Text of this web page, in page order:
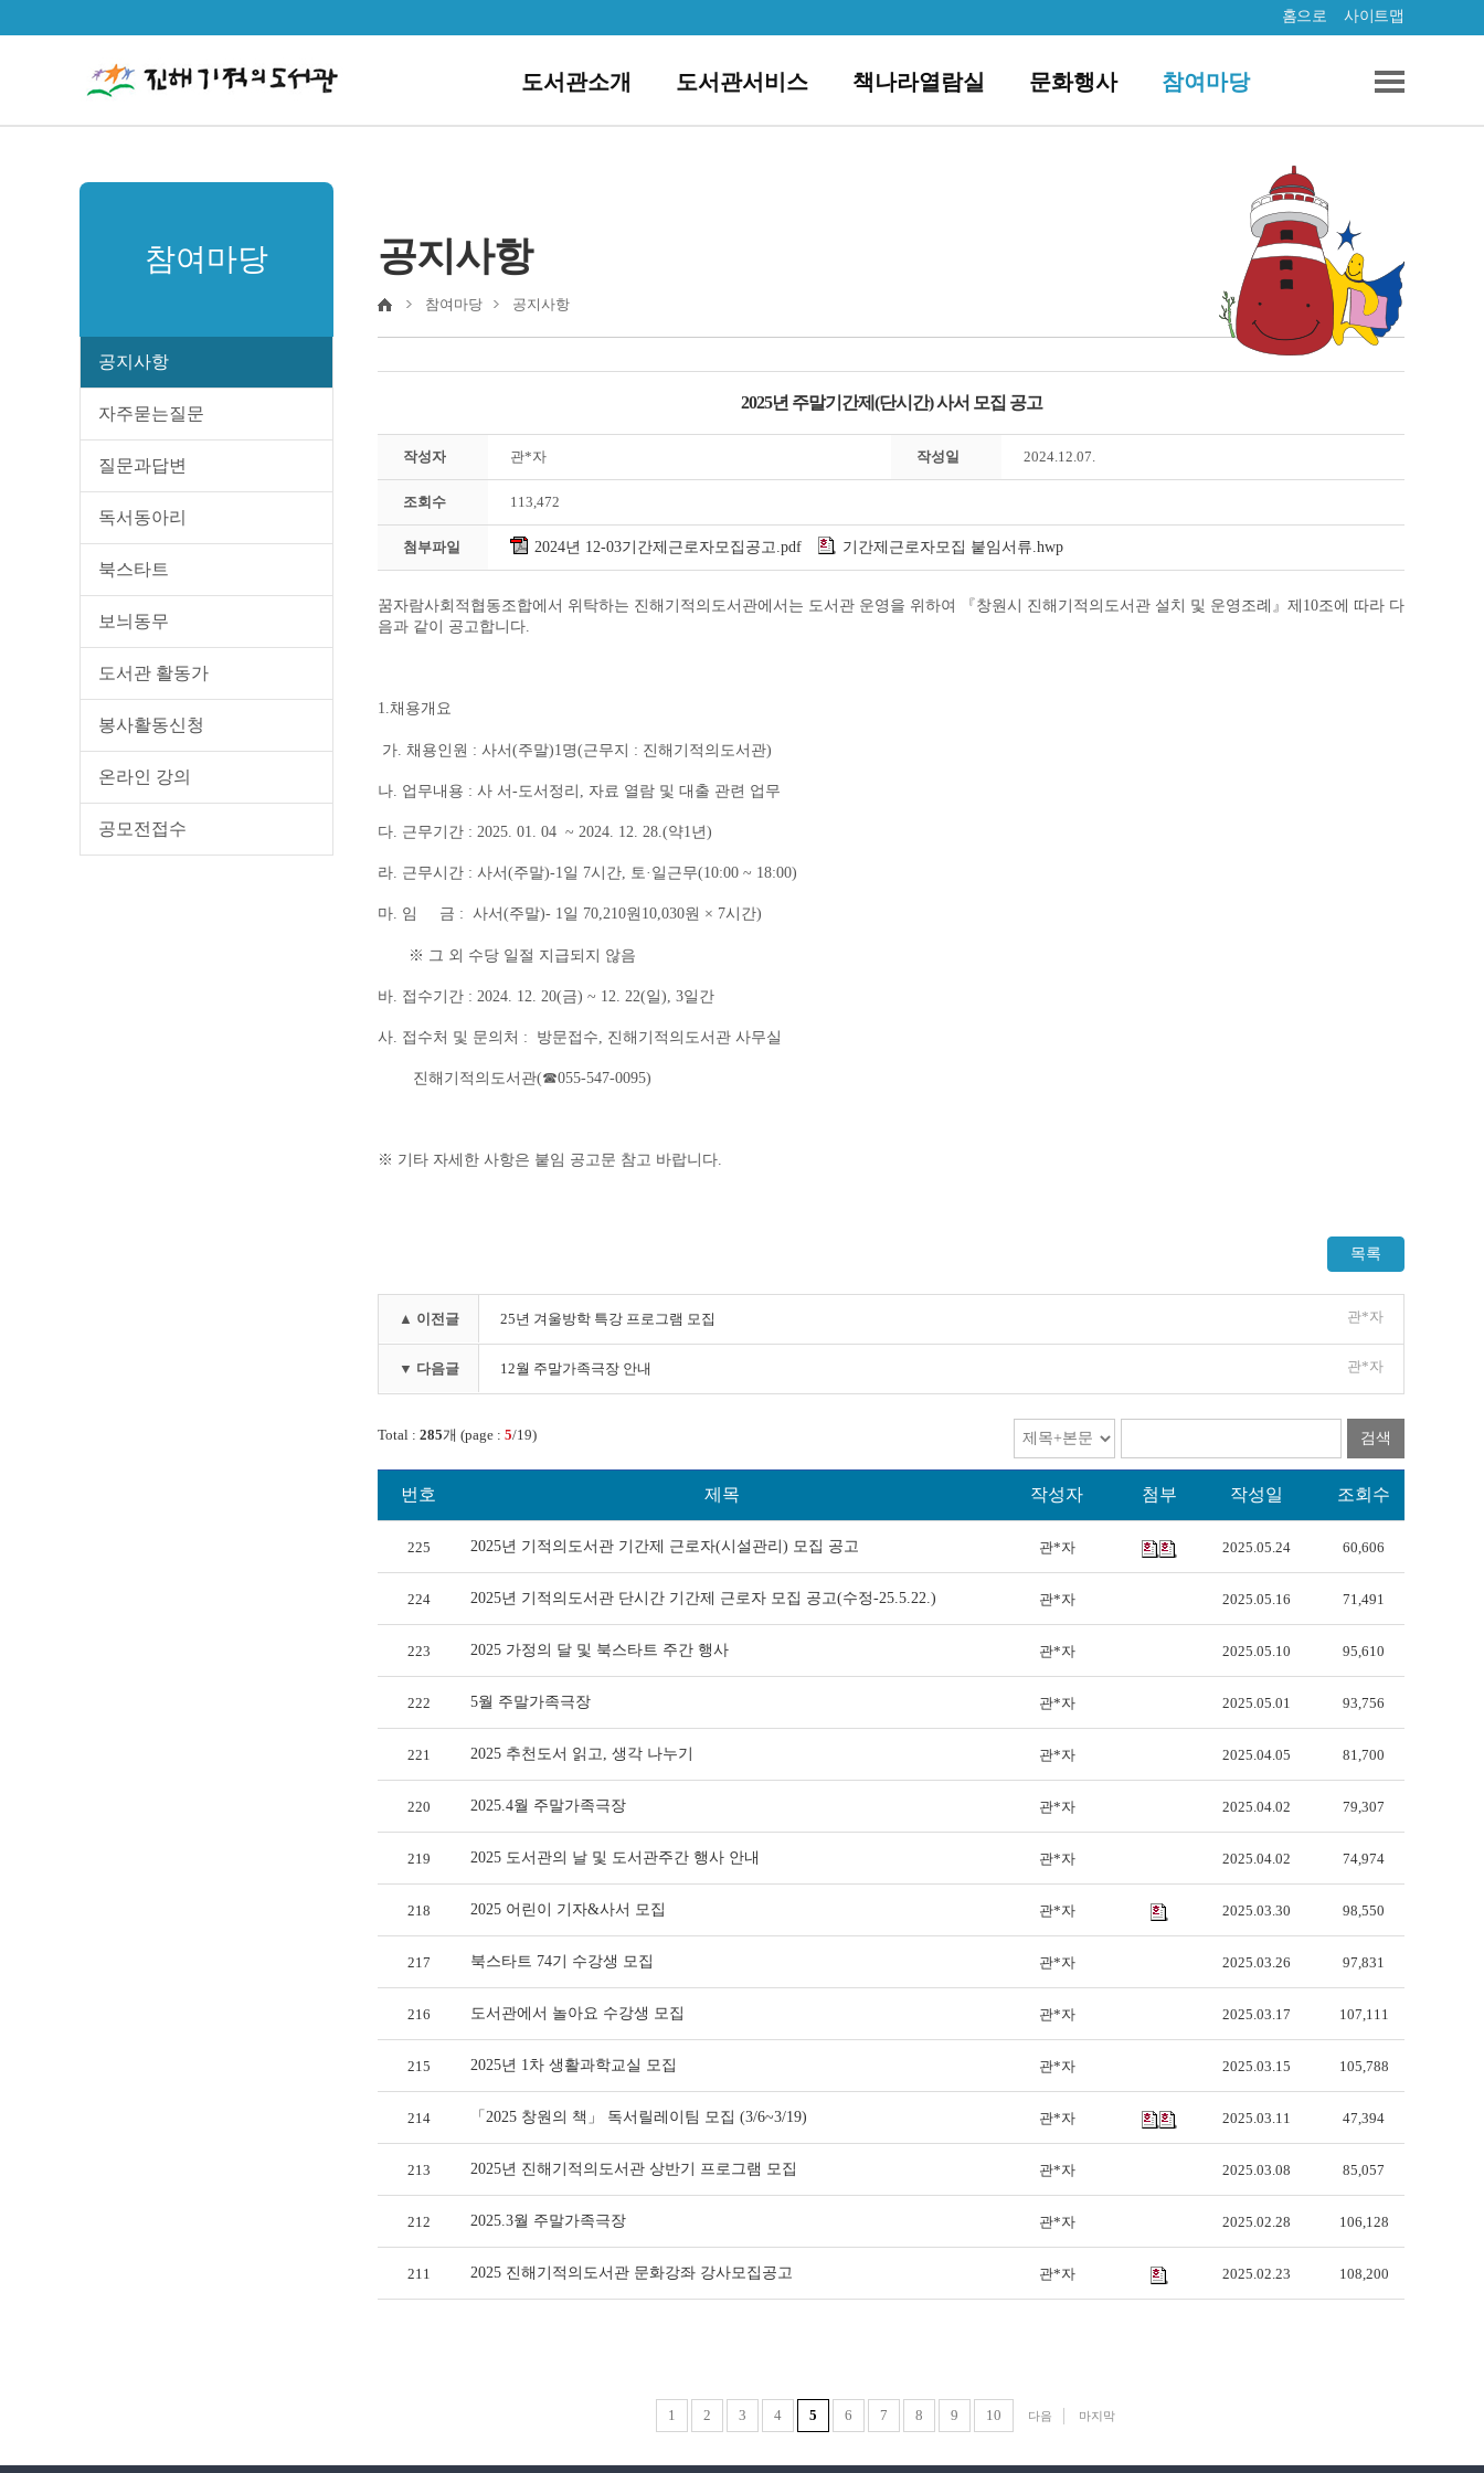
홈으로 사이트맵
도서관소개 도서관서비스 책나라열람실 문화행사 참여마당
전자도서관
참여마당
공지사항
자주묻는질문
질문과답변
독서동아리
북스타트
보늬동무
도서관 활동가
봉사활동신청
온라인 강의
공모전접수
공지사항
참여마당 공지사항
2025년 주말기간제(단시간) 사서 모집 공고
작성자 관*자 작성일 2024.12.07.
조회수 113,472
첨부파일 2024년 12-03기간제근로자모집공고.pdf 기간제근로자모집 붙임서류.hwp
꿈자람사회적협동조합에서 위탁하는 진해기적의도서관에서는 도서관 운영을 위하여 『 창원시 진해기적의도서관 설치 및 운영조례 』 제 10조에 따라 다
음과 같이 공고합니다.
1.채용개요
가 채용인원 : 사서(주말)1 명(근무지 : 진해기적의도서관)
나 업무내용 : 사 서-도서정리 자료 열람 및 대출 관련 업무
다 근무기간 : 2025. 01. 04 ~ 2024. 12. 28.(약1년)
라. 근무시간 : 사서 (주말)-1일 7시간, 토· 일근무(10:00 ~ 18:00)
마. 임 금 : 사서(주말)- 1일 70,210원 10,030원 × 7시간)
※ 그 외 수당 일절 지급되지 않음
바 접수기간 : 2024. 12. 20(금) ~ 12. 22(일), 3일간
사 접수처 및 문의처 : 방문접수, 진해기적의도서관 사무실
진해기적의도서관(☎055-547-0095)
※ 기타 자세한 사항은 붙임 공고문 참고 바랍니다.
목록
▲ 이전글 25년 겨울방학 특강 프로그램 모집 관*자
▼ 다음글 12월 주말가족극장 안내 관*자
Total : 285개 (page : 5/19) 검색
번호 제목 작성자 첨부 작성일 조회수
225 2025년 기적의도서관 기간제 근로자(시설관리) 모집 공고 관*자 2025.05.24 60,606
224 2025년 기적의도서관 단시간 기간제 근로자 모집 공고(수정-25.5.22.) 관*자 2025.05.16 71,491
223 2025 가정의 달 및 북스타트 주간 행사 관*자 2025.05.10 95,610
222 5월 주말가족극장 관*자 2025.05.01 93,756
221 2025 추천도서 읽고, 생각 나누기 관*자 2025.04.05 81,700
220 2025.4월 주말가족극장 관*자 2025.04.02 79,307
219 2025 도서관의 날 및 도서관주간 행사 안내 관*자 2025.04.02 74,974
218 2025 어린이 기자&사서 모집 관*자 2025.03.30 98,550
217 북스타트 74기 수강생 모집 관*자 2025.03.26 97,831
216 도서관에서 놀아요 수강생 모집 관*자 2025.03.17 107,111
215 2025년 1차 생활과학교실 모집 관*자 2025.03.15 105,788
214 「2025 창원의 책」 독서릴레이팀 모집 (3/6~3/19) 관*자 2025.03.11 47,394
213 2025년 진해기적의도서관 상반기 프로그램 모집 관*자 2025.03.08 85,057
212 2025.3월 주말가족극장 관*자 2025.02.28 106,128
211 2025 진해기적의도서관 문화강좌 강사모집공고 관*자 2025.02.23 108,200
1 2 3 4 5 6 7 8 9 10 다음 마지막